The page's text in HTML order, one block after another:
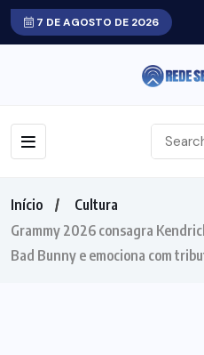
7 DE AGOSTO DE 2026
Início
Cultura
Grammy 2026 consagra
Bad Bunny e emociona com